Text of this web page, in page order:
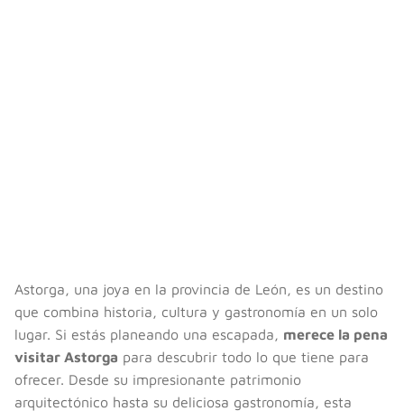
Astorga, una joya en la provincia de León, es un destino
que combina historia, cultura y gastronomía en un solo
lugar. Si estás planeando una escapada, merece la pena
visitar Astorga para descubrir todo lo que tiene para
ofrecer. Desde su impresionante patrimonio
arquitectónico hasta su deliciosa gastronomía, esta